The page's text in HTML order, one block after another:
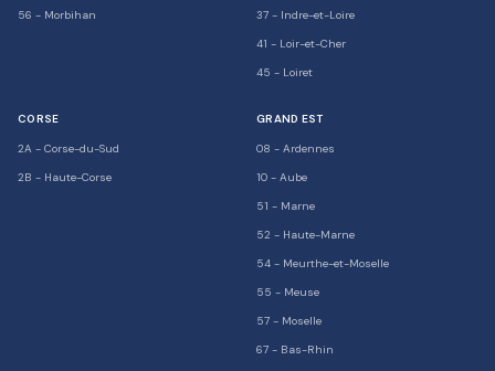
56 - Morbihan
37 - Indre-et-Loire
41 - Loir-et-Cher
45 - Loiret
CORSE
2A - Corse-du-Sud
2B - Haute-Corse
GRAND EST
08 - Ardennes
10 - Aube
51 - Marne
52 - Haute-Marne
54 - Meurthe-et-Moselle
55 - Meuse
57 - Moselle
67 - Bas-Rhin